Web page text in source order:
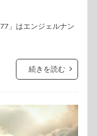
」はエンジェルナン
続きを読む